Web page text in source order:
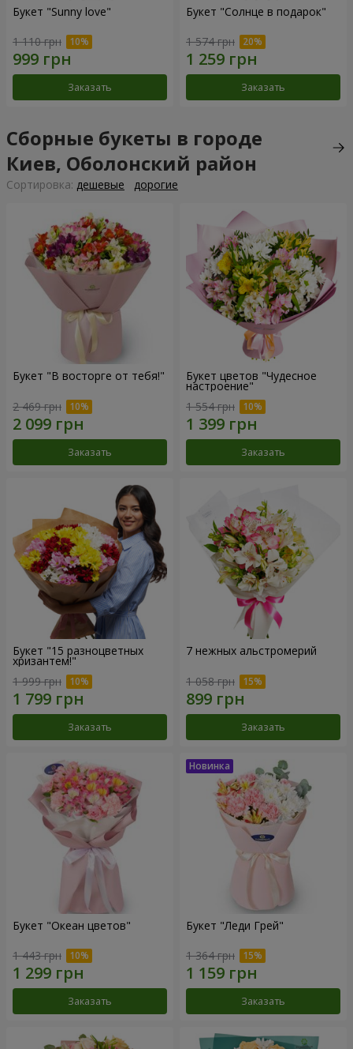
Букет "Sunny love"
1 110 грн
Заказать
Букет "Солнце в подарок"
1 574 грн
Заказать
Сборные букеты в городе
Киев, Оболонский район
Cортировка: дешевые дорогие
Букет "В восторге от тебя!"
2 469 грн
Заказать
Букет цветов "Чудесное
настроение"
1 554 грн
Заказать
Букет "15 разноцветных
хризантем!"
1 999 грн
Заказать
7 нежных альстромерий
1 058 грн
Заказать
Букет "Океан цветов"
1 443 грн
Заказать
Букет "Леди Грей"
1 364 грн
Заказать